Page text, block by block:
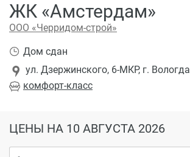
ЖК «Амстердам»
ООО «Черридом-строй»
комфорт-класс
ул. Дзержинского, 6-МКР, г. Вологда
Дом сдан
ЦЕНЫ НА 10 АВГУСТА 2026